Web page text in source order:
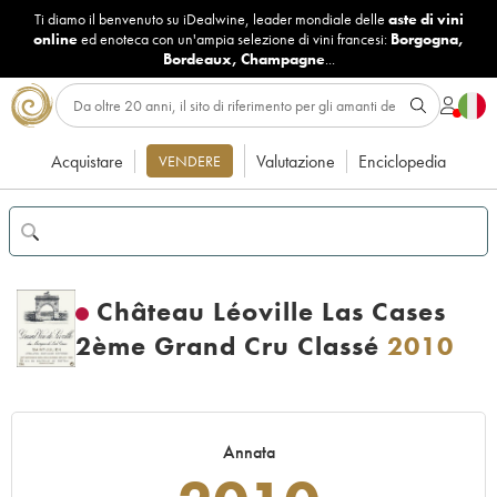
Ti diamo il benvenuto su iDealwine, leader mondiale delle aste di vini
onlineed enoteca con un'ampia selezione di vini francesi: Borgogna,
Bordeaux, Champagne...
Acquistare VENDERE Valutazione Enciclopedia
Château Léoville Las Cases
2ème Grand Cru Classé 2010
Annata